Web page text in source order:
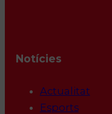
Notícies
Actualitat
Esports